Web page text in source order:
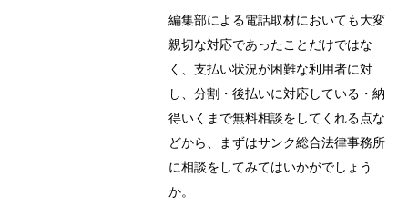
編集部による電話取材においても大変
親切な対応であったことだけではな
く、支払い状況が困難な利用者に対
し、分割・後払いに対応している・納
得いくまで無料相談をしてくれる点な
どから、まずはサンク総合法律事務所
に相談をしてみてはいかがでしょう
か。